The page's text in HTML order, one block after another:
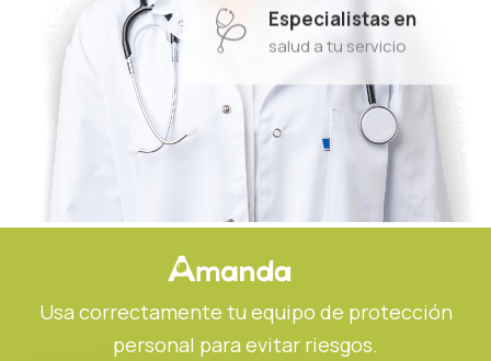
🩺 Especialistas en
salud a tu servicio
Usa correctamente tu equipo de protección
personal para evitar riesgos.